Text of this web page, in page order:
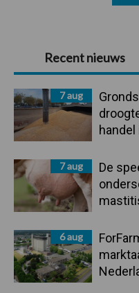
Primaire
Sidebar
Recent nieuws
7 aug
handel
7 aug
De
6 aug